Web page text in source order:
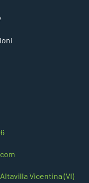
Altavilla Vicentina (VI)